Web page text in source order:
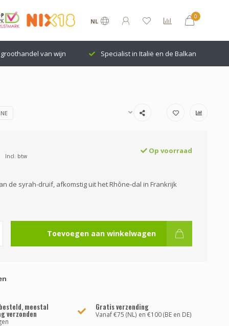
NL
0
van wijn Specialist in Italië en de Balkan
Incl. btw
Op voorraad
de syrah-druif, afkomstig uit het Rhône-dal in Frankrijk
Toevoegen aan winkelwagen
meestal
verzonden
Gratis verzending
Vanaf €75 (NL) en €100 (BE en DE)